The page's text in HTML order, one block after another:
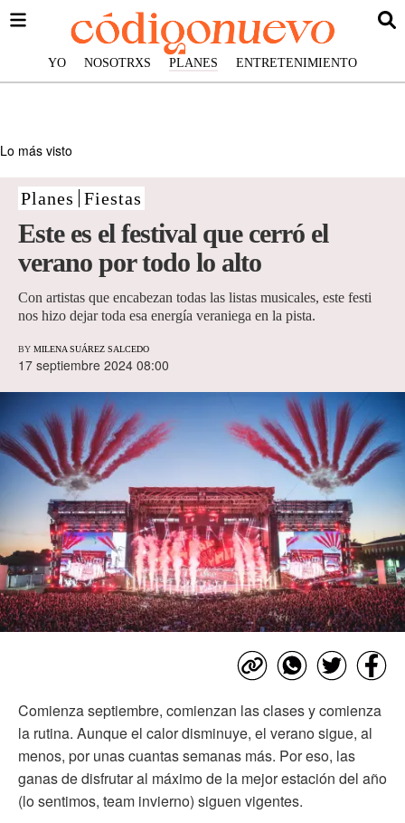
YO NOSOTRXS PLANES ENTRETENIMIENTO
Lo más visto
Planes Fiestas
Este es el festival que cerró el
verano por todo lo alto
Con artistas que encabezan todas las listas musicales, este festi
nos hizo dejar toda esa energía veraniega en la pista.
BY MILENA SUÁREZ SALCEDO
17 septiembre 2024 08:00
Comienza septiembre, comienzan las clases y comienza
la rutina. Aunque el calor disminuye, el verano sigue, al
menos, por unas cuantas semanas más. Por eso, las
ganas de disfrutar al máximo de la mejor estación del año
(lo sentimos, team invierno) siguen vigentes.